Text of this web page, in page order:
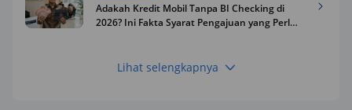
Adakah Kredit Mobil Tanpa BI Checking di
2026? Ini Fakta Syarat Pengajuan yang Perlu
Keuangan
Lihat selengkapnya